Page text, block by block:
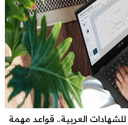
تنسيق الجامعات 2026 للشهادات العربية.. قواعد مهمة